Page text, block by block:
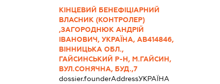
КІНЦЕВИЙ БЕНЕФІЦІАРНИЙ
ВЛАСНИК (КОНТРОЛЕР)
,ЗАГОРОДНЮК АНДРІЙ
ІВАНОВИЧ, УКРАЇНА, АВ414846,
ВІННИЦЬКА ОБЛ.,
ГАЙСИНСЬКИЙ Р-Н, М.ГАЙСИН,
ВУЛ.СОНЯЧНА, БУД.,7
dossier.founderAddressУКРАЇНА